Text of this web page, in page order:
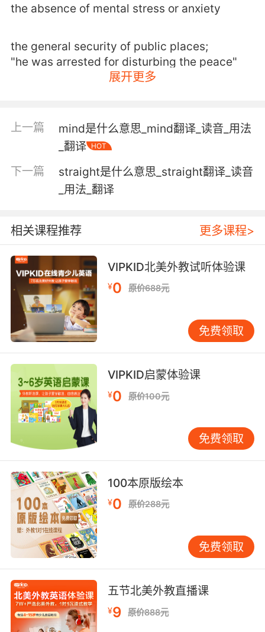
the absence of mental stress or anxiety
the general security of public places;
"he was arrested for disturbing the peace"
【peace相关词】
peaceable adj. 和平的，息事宁人的; adv. 息事
peaceful adj. 和平的;爱好和平的;安静的;平静的;
peacekeeper n. 维和士兵;
督）停火协定的;
peacemaker n. 调解人，调停人;
peacenik n. <美俚><贬>参加反战示威的人，反
战分子;
peacetime n. 和平时期;平时;
【peace相关词条】
展开更多
上一篇
mind是什么意思_mind翻译_读音_用法
_翻译
HOT
下一篇
straight是什么意思_straight翻译_读音
_用法_翻译
相关课程推荐 更多课程>
VIPKID北美外教试听体验课
¥0 原价688元
免费领取
VIPKID启蒙体验课
¥0 原价100元
免费领取
100本原版绘本
¥0 原价288元
免费领取
五节北美外教直播课
¥9 原价888元